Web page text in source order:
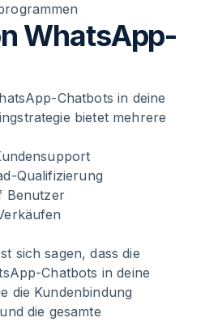
WhatsApp-
Chatbots in deine
bietet mehrere
Qualifizierung
Benutzer
sich sagen, dass die
Chatbots in deine
die Kundenbindung
die gesamte